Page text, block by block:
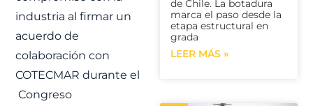
industria al firmar un
acuerdo de
colaboración con
COTECMAR durante el
Congreso
de Chile. La botadura
marca el paso desde la
etapa estructural en
grada
LEER MÁS »